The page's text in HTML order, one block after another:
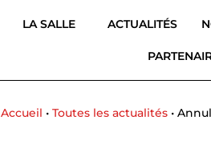
LA SALLE ACTUALITÉS
Accueil • Toutes les actualités •